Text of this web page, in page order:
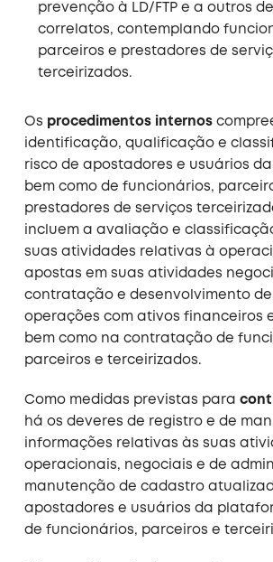
prevenção à LD/FTP e a outros
correlatos, contemplando
parceiros e prestadores de
terceirizados.
Os procedimentos internos
identificação, qualificação e
risco de apostadores e usuários
bem como de funcionários,
prestadores de serviços
incluem a avaliação e
suas atividades relativas à
apostas em suas atividades
contratação e desenvolvimento
operações com ativos financeiros
bem como na contratação de
parceiros e terceirizados.
Como medidas previstas para
há os deveres de registro e de
informações relativas às suas
operacionais, negociais e de
manutenção de cadastro
apostadores e usuários da
de funcionários, parceiros e